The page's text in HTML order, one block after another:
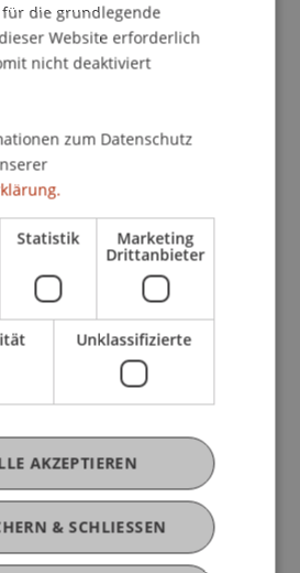
die grundlegende
Website erforderlich
nicht deaktiviert
zum Datenschutz
Statistik Marketing
Drittanbieter
Unklassifizierte
& SCHLIESSEN
AKZEPTIEREN